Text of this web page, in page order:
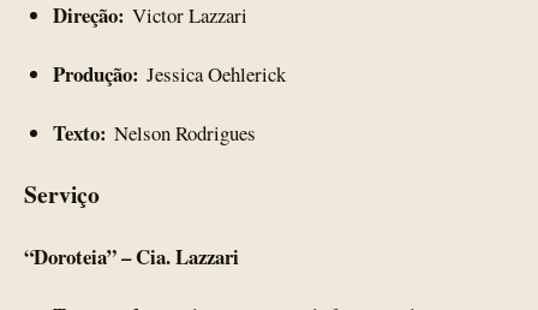
Direção: Victor Lazzari
Produção: Jessica Oehlerick
Texto: Nelson Rodrigues
Serviço
“Doroteia” – Cia. Lazzari